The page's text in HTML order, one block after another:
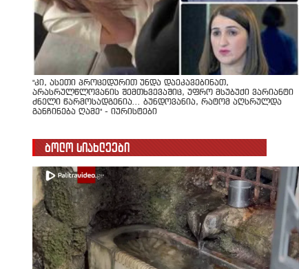
"კი, ასეთი პროცედურით უნდა დაეკავებინათ,
არასრულწლოვანის შემთხვევაშიც, უფრო მსუბუქი ვარიანტი
ძნელი წარმოსადგენია... ბუნდოვანია, რატომ აღსრულდა
განჩინება ღამე" - იურისტები
ბოლო სიახლეები